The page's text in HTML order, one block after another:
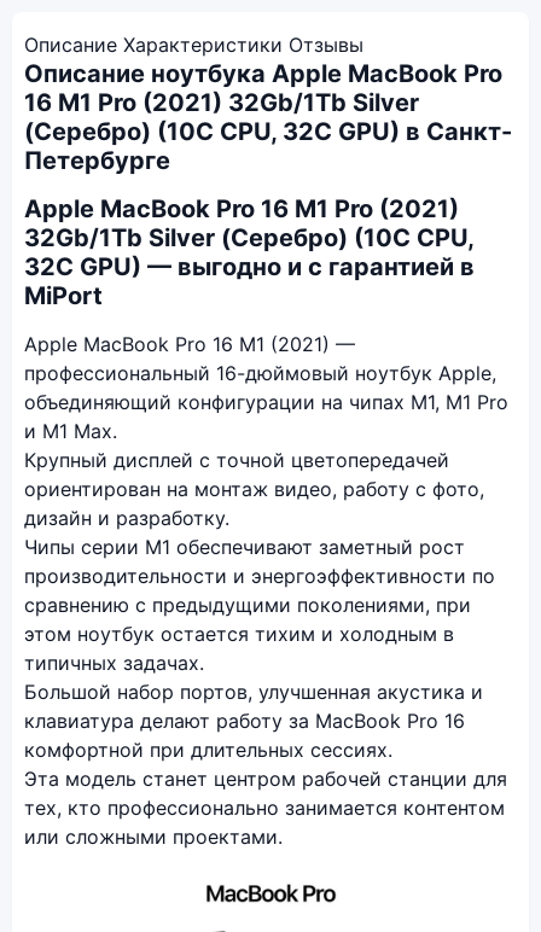
Описание Характеристики Отзывы
Описание ноутбука Apple MacBook Pro
16 M1 Pro (2021) 32Gb/1Tb Silver
(Серебро) (10C CPU, 32C GPU) в Санкт-
Петербурге
Apple MacBook Pro 16 M1 Pro (2021)
32Gb/1Tb Silver (Серебро) (10C CPU,
32C GPU) — выгодно и с гарантией в
MiPort
Apple MacBook Pro 16 M1 (2021) —
профессиональный 16-дюймовый ноутбук Apple,
объединяющий конфигурации на чипах M1, M1 Pro
и M1 Max.
Крупный дисплей с точной цветопередачей
ориентирован на монтаж видео, работу с фото,
дизайн и разработку.
Чипы серии M1 обеспечивают заметный рост
производительности и энергоэффективности по
сравнению с предыдущими поколениями, при
этом ноутбук остается тихим и холодным в
типичных задачах.
Большой набор портов, улучшенная акустика и
клавиатура делают работу за MacBook Pro 16
комфортной при длительных сессиях.
Эта модель станет центром рабочей станции для
тех, кто профессионально занимается контентом
или сложными проектами.